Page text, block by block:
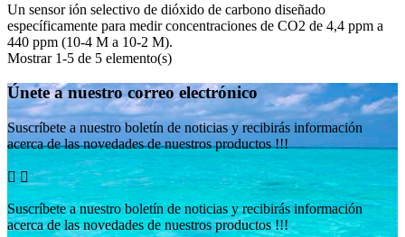
Un sensor ión selectivo de dióxido de carbono diseñado
específicamente para medir concentraciones de CO2 de 4,4 ppm a
440 ppm (10-4 M a 10-2 M).
Mostrar 1-5 de 5 elemento(s)
Únete a nuestro correo electrónico
Suscríbete a nuestro boletín de noticias y recibirás información
acerca de las novedades de nuestros productos !!!
 
Suscríbete a nuestro boletín de noticias y recibirás información
acerca de las novedades de nuestros productos !!!